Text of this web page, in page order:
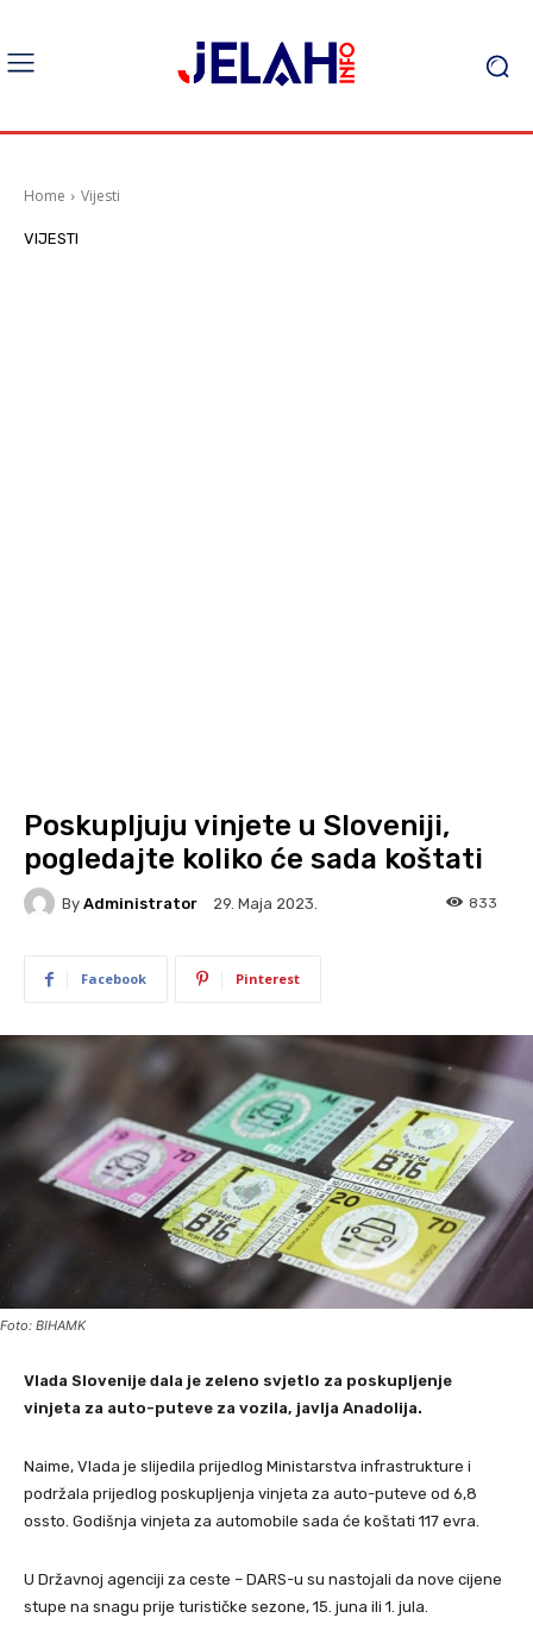
Home Vijesti
VIJESTI
Poskupljuju vinjete u Sloveniji,
pogledajte koliko će sada koštati
By Administrator 29. Maja 2023. 833
Facebook Pinterest
Foto: BIHAMK
Vlada Slovenije dala je zeleno svjetlo za poskupljenje
vinjeta za auto-puteve za vozila, javlja Anadolija.
Naime, Vlada je slijedila prijedlog Ministarstva infrastrukture i
podržala prijedlog poskupljenja vinjeta za auto-puteve od 6,8 ​​
ossto. Godišnja vinjeta za automobile sada će koštati 117 evra.
U Državnoj agenciji za ceste – DARS-u su nastojali da nove cijene
stupe na snagu prije turističke sezone, 15. juna ili 1. jula.